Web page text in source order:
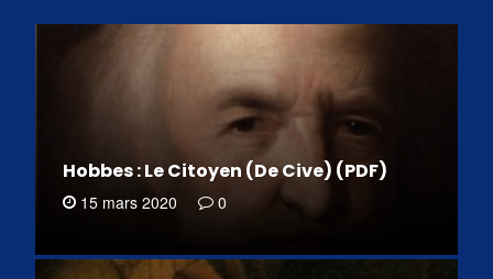
Hobbes : Le Citoyen (De Cive) (PDF)
15 mars 2020 0